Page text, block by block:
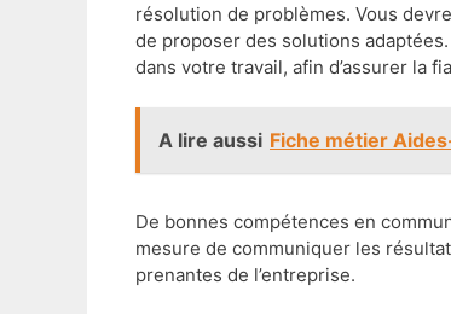
résolution de problèmes. Vous
de proposer des solutions
dans votre travail, afin d’assurer la
A lire aussi Fiche métier
De bonnes compétences en
mesure de communiquer les
prenantes de l’entreprise.